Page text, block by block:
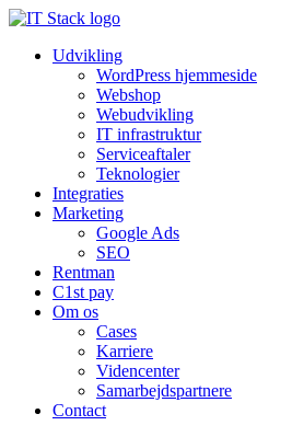
Udvikling
WordPress hjemmeside
Webshop
Webudvikling
IT infrastruktur
Serviceaftaler
Teknologier
Integraties
Marketing
Google Ads
SEO
Rentman
C1st pay
Om os
Cases
Karriere
Videncenter
Samarbejdspartnere
Contact